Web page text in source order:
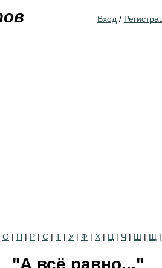
Вход /
О | П | Р | С | Т | У | Ф | Х | Ц | Ч | Ш | Щ |
"А всё равно..."